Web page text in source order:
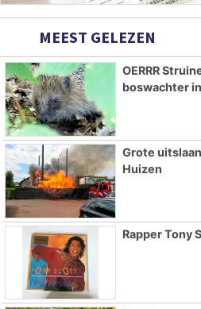
MEEST GELEZEN
OERRR
boswachter
Grote
Huizen
Rapper Tony